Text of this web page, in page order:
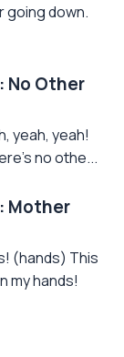
going down.
No Other
yeah, yeah!
no othe...
Mother
(hands) This
my hands!